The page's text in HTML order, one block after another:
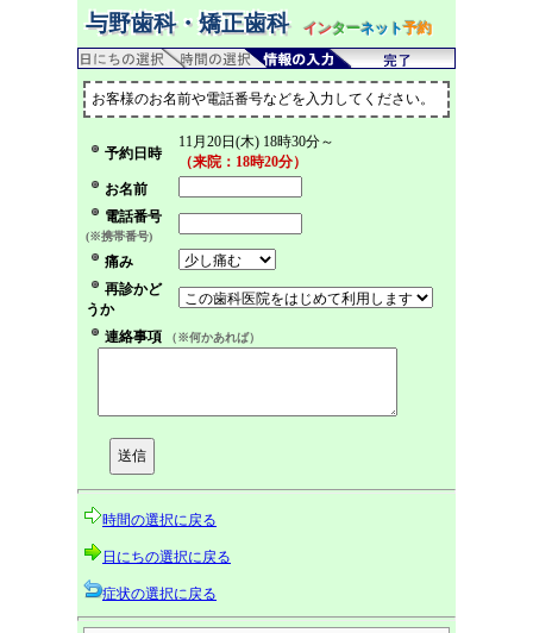
与野歯科・矯正歯科 インターネット予約
お客様のお名前や電話番号などを入力してください。
予約日時
11月20日(木) 18時30分～
（来院：18時20分）
お名前
電話番号
(※携帯番号)
痛み
再診かど
うか
連絡事項
（※何かあれば）
時間の選択に戻る
日にちの選択に戻る
症状の選択に戻る